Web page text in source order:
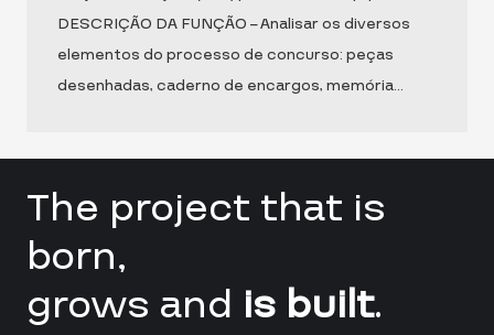
DESCRIÇÃO DA FUNÇÃO – Analisar os diversos
elementos do processo de concurso: peças
desenhadas, caderno de encargos, memória…
The project that is
born,
grows and is built.